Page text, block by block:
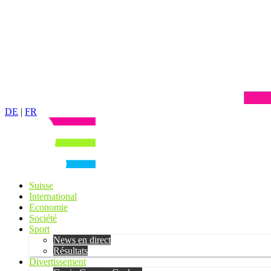
DE | FR
Suisse
International
Economie
Société
Sport
News en direct
Résultats
Divertissement